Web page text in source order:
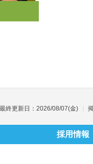
最終更新日：2026/08/07(金)
採用情報